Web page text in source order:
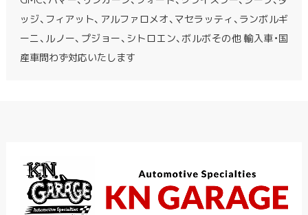
ッジ、フィアット、アルファロメオ、マセラッティ、ランボルギ
ーニ、ルノー、プジョー、シトロエン、ボルボその他 輸入車・国
産車問わず対応いたします